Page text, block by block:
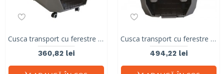
Cusca transport cu ferestre din gratii metalice,IATA approved, NEW CARRIER TRANSIT, M, 53.00 cmx33.00 cmx72.60 cm
360,82 lei
Cusca transport cu ferestre din gratii metalice,IATA approved, NEW CARRIER TRANSIT, L, 92,5 x 61,1 x 66 cm 10201699
494,22 lei